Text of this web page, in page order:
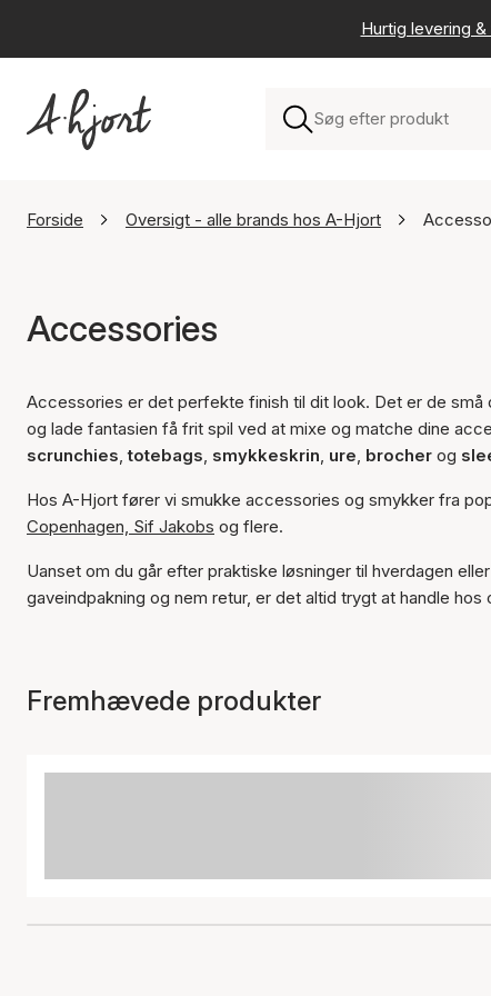
Hurtig levering
Forside Oversigt - alle brands hos A-Hjort
Accessories
Accessories er det perfekte finish til dit look. Det er de
og lade fantasien få frit spil ved at mixe og matche dine
scrunchies,totebags, smykkeskrin, ure, brocher og
Hos A-Hjort fører vi smukke accessories og smykker fra
Copenhagen, Sif Jakobs og flere.
Uanset om du går efter praktiske løsninger til hverdagen
gaveindpakning og nem retur, er det altid trygt at handle hos
Fremhævede produkter